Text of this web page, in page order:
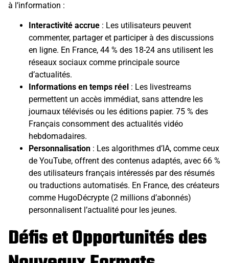
à l’information :
Interactivité accrue : Les utilisateurs peuvent
commenter, partager et participer à des discussions
en ligne. En France, 44 % des 18-24 ans utilisent les
réseaux sociaux comme principale source
d’actualités.
Informations en temps réel : Les livestreams
permettent un accès immédiat, sans attendre les
journaux télévisés ou les éditions papier. 75 % des
Français consomment des actualités vidéo
hebdomadaires.
Personnalisation : Les algorithmes d’IA, comme ceux
de YouTube, offrent des contenus adaptés, avec 66 %
des utilisateurs français intéressés par des résumés
ou traductions automatisés. En France, des créateurs
comme HugoDécrypte (2 millions d’abonnés)
personnalisent l’actualité pour les jeunes.
Défis et Opportunités des